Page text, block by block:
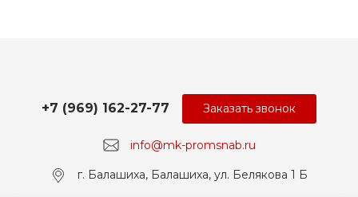
info@mk-promsnab.ru
+7 (969) 162-27-77
г. Балашиха, Балашиха, ул. Белякова 1 Б
Заказать звонок